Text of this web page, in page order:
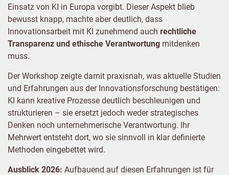
Einsatz von KI in Europa vorgibt. Dieser Aspekt blieb
bewusst knapp, machte aber deutlich, dass
Innovationsarbeit mit KI zunehmend auch rechtliche
Transparenz und ethische Verantwortung mitdenken
muss.
Der Workshop zeigte damit praxisnah, was aktuelle Studien
und Erfahrungen aus der Innovationsforschung bestätigen:
KI kann kreative Prozesse deutlich beschleunigen und
strukturieren – sie ersetzt jedoch weder strategisches
Denken noch unternehmerische Verantwortung. Ihr
Mehrwert entsteht dort, wo sie sinnvoll in klar definierte
Methoden eingebettet wird.
Ausblick 2026: Aufbauend auf diesen Erfahrungen ist für